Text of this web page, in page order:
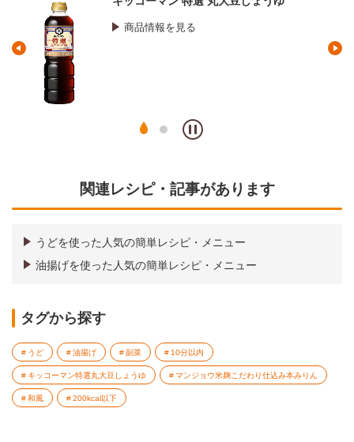
商品情報を見る
関連レシピ・記事があります
うどを使った人気の簡単レシピ・メニュー
油揚げを使った人気の簡単レシピ・メニュー
タグから探す
うど 油揚げ 副菜 10分以内
キッコーマン特選丸大豆しょうゆ マンジョウ米麹こだわり仕込み本みりん
和風 200kcal以下